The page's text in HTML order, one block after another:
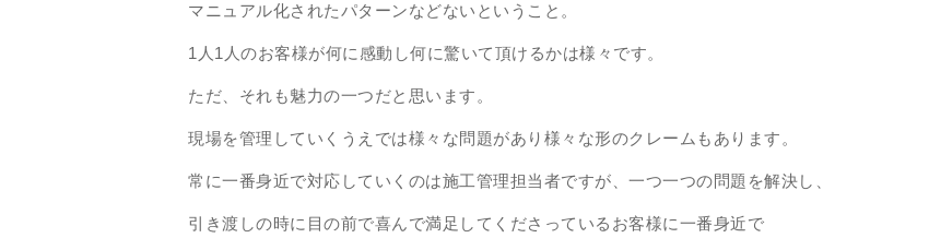
マニュアル化されたパターンなどないということ。
1人1人のお客様が何に感動し何に驚いて頂けるかは様々です。
ただ、それも魅力の一つだと思います。
現場を管理していくうえでは様々な問題があり様々な形のクレームもあります。
常に一番身近で対応していくのは施工管理担当者ですが、一つ一つの問題を解決し、
引き渡しの時に目の前で喜んで満足してくださっているお客様に一番身近で